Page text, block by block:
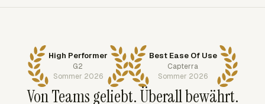
High Performer
G2
Sommer 2026
Best Ease Of Use
Capterra
Sommer 2026
Von Teams geliebt. Überall bewährt.